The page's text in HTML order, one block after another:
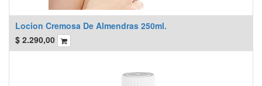
Locion Cremosa De Almendras 250ml.
$ 2.290,00